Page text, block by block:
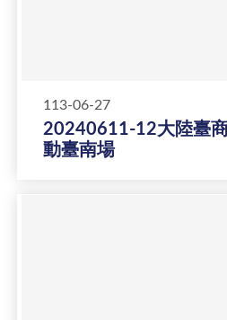
113-06-27
20240611-12大陸臺
動臺南場